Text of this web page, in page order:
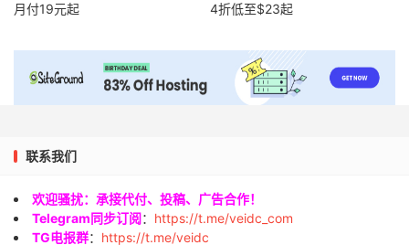
月付19元起
4折低至$23起
联系我们
欢迎骚扰：承接代付、投稿、广告合作！
Telegram同步订阅： https://t.me/veidc_com
TG电报群： https://t.me/veidc